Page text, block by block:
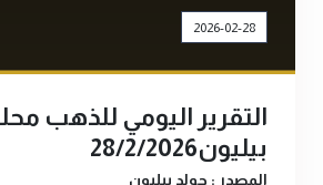
2026-02-28
التقرير اليومي للذهب
بيليون28/2/2026
المصدر : جولد بيليون